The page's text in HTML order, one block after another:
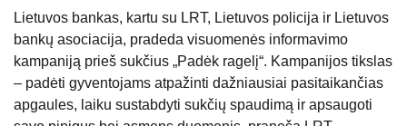
Lietuvos bankas, kartu su LRT, Lietuvos policija ir Lietuvos
bankų asociacija, pradeda visuomenės informavimo
kampaniją prieš sukčius „Padėk ragelį“. Kampanijos tikslas
– padėti gyventojams atpažinti dažniausiai pasitaikančias
apgaules, laiku sustabdyti sukčių spaudimą ir apsaugoti